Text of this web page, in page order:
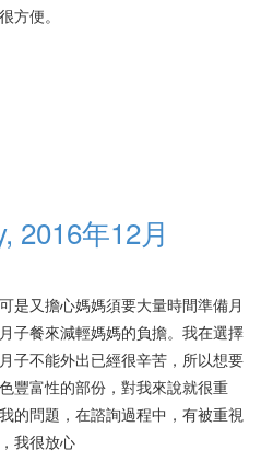
方便。
2016年12月
是又擔心媽媽須要大量時間準備月
子餐來減輕媽媽的負擔。我在選擇
子不能外出已經很辛苦，所以想要
豐富性的部份，對我來說就很重
的問題，在諮詢過程中，有被重視
我很放心